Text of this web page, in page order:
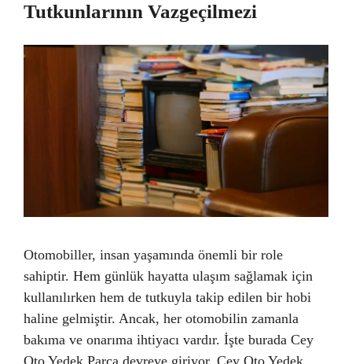
Tutkunlarının Vazgeçilmezi
Otomobiller, insan yaşamında önemli bir role
sahiptir. Hem günlük hayatta ulaşım sağlamak için
kullanılırken hem de tutkuyla takip edilen bir hobi
haline gelmiştir. Ancak, her otomobilin zamanla
bakıma ve onarıma ihtiyacı vardır. İşte burada Cey